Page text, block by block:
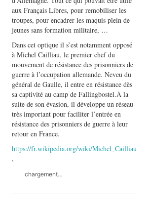
aux Français Libres, pour remobiliser les
troupes, pour encadrer les maquis plein de
jeunes sans formation militaire, …
Dans cet optique il s’est notamment opposé
à Michel Cailliau, le premier chef du
mouvement de résistance des prisonniers de
guerre à l’occupation allemande. Neveu du
général de Gaulle, il entre en résistance dès
sa captivité au camp de Fallingbostel.À la
suite de son évasion, il développe un réseau
très important pour faciliter l’entrée en
résistance des prisonniers de guerre à leur
retour en France.
https://fr.wikipedia.org/wiki/Michel_Cailliau
,
chargement…